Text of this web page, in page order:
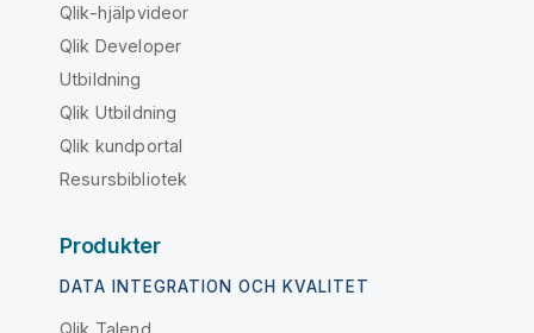
Qlik-hjälpvideor
Qlik Developer
Utbildning
Qlik Utbildning
Qlik kundportal
Resursbibliotek
Produkter
DATA INTEGRATION OCH KVALITET
Qlik Talend